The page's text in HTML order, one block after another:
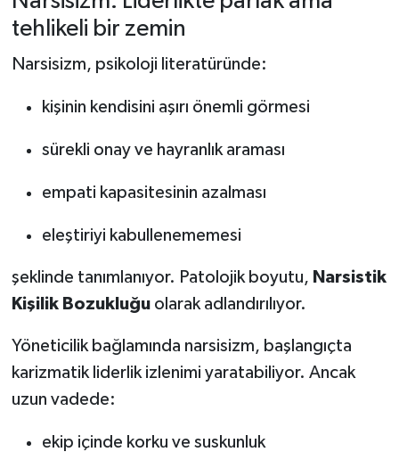
tehlikeli bir zemin
Narsisizm, psikoloji literatüründe:
kişinin kendisini aşırı önemli görmesi
sürekli onay ve hayranlık araması
empati kapasitesinin azalması
eleştiriyi kabullenememesi
şeklinde tanımlanıyor. Patolojik boyutu, Narsistik
Kişilik Bozukluğuolarak adlandırılıyor.
Yöneticilik bağlamında narsisizm, başlangıçta
karizmatik liderlik izlenimi yaratabiliyor. Ancak
uzun vadede:
ekip içinde korku ve suskunluk